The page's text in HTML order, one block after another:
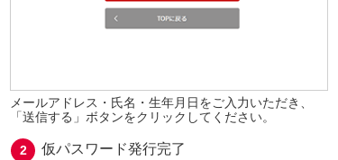
メールアドレス・氏名・生年月日をご入力いただき、
「送信する」ボタンをクリックしてください。
仮パスワード発行完了